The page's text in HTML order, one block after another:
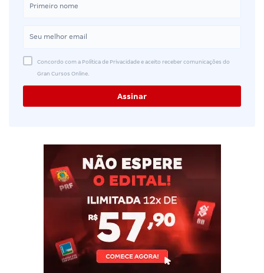
Concordo com a Política de Privacidade e aceito receber comunicações do
Gran Cursos Online.